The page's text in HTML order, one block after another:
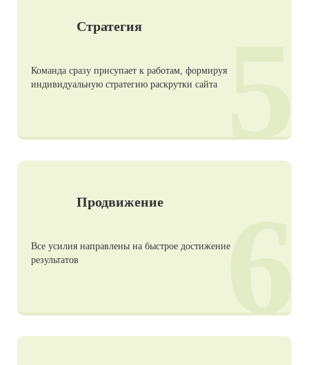
Стратегия
Команда сразу присупает к работам, формируя
индивидуальную стратегию раскрутки сайта
5
Продвижение
Все усилия направлены на быстрое достижение
результатов
6